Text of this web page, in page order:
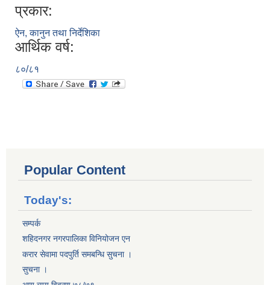
प्रकार:
ऐन, कानुन तथा निर्देशिका
आर्थिक वर्ष:
८०/८१
Popular Content
Today's:
सम्पर्क
शहिदनगर नगरपालिका विनियोजन एन
करार सेवामा पदपुर्ति समबन्धि सुचना ।
सुचना ।